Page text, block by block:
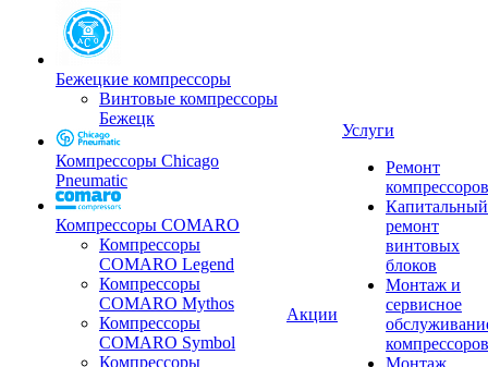
Бежецкие компрессоры
Винтовые компрессоры
Бежецк
Компрессоры Chicago
Pneumatic
Компрессоры COMARO
Компрессоры
COMARO Legend
Компрессоры
COMARO Mythos
Компрессоры
COMARO Symbol
Компрессоры
Акции
Услуги
Ремонт
компрессоров
Капитальный
ремонт
винтовых
блоков
Монтаж и
сервисное
компрессоров
Монтаж